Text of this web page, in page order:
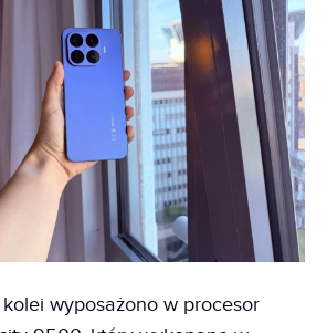
kolei wyposażono w procesor